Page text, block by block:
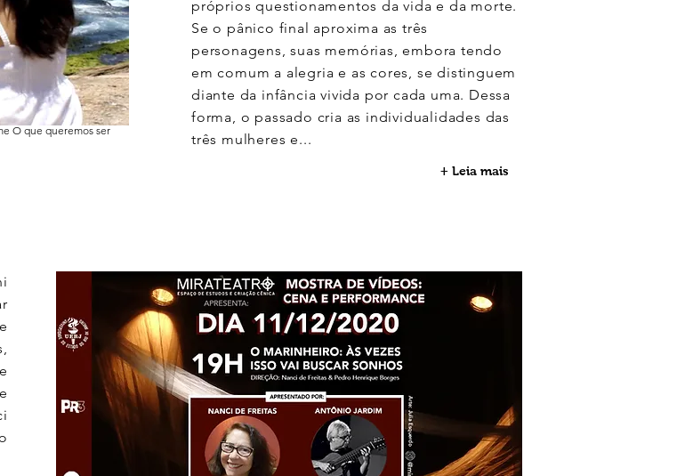
O que queremos ser
próprios questionamentos da vida e da morte.
Se o pânico final aproxima as três
personagens, suas memórias, embora tendo
em comum a alegria e as cores, se distinguem
diante da infância vivida por cada uma. Dessa
forma, o passado cria as individualidades das
três mulheres e...
+ Leia mais